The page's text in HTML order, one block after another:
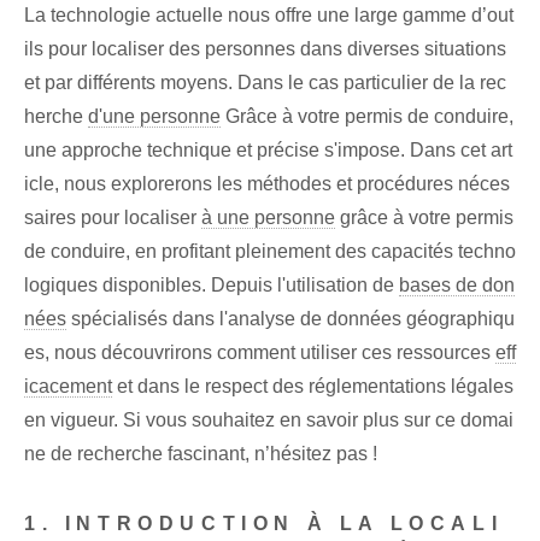
La technologie actuelle nous offre une large gamme d’out
ils pour localiser des personnes dans diverses situations
et par différents moyens. Dans le cas particulier de la rec
herche d'une personne Grâce à votre permis de conduire,
une approche technique et précise s'impose. Dans cet art
icle, nous explorerons les méthodes et procédures néces
saires pour localiser à une personne grâce à votre permis
de conduire, en profitant pleinement des capacités techno
logiques disponibles. Depuis l'utilisation de bases de don
nées spécialisés dans l'analyse de données géographiqu
es, nous découvrirons comment utiliser ces ressources eff
icacementet dans le respect des réglementations légales
en vigueur. Si vous souhaitez en savoir plus sur ce domai
ne de recherche fascinant, n’hésitez pas !
1. INTRODUCTION À LA LOCALI